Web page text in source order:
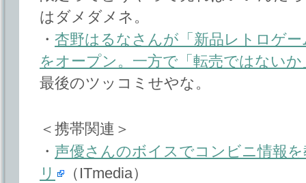
はダメダメネ。
・ 杏野はるなさんが「新品レトロゲ
をオープン。一方で「転売ではない
最後のツッコミせやな。
＜携帯関連＞
・ 声優さんのボイスでコンビニ情報
リ
（ITmedia）